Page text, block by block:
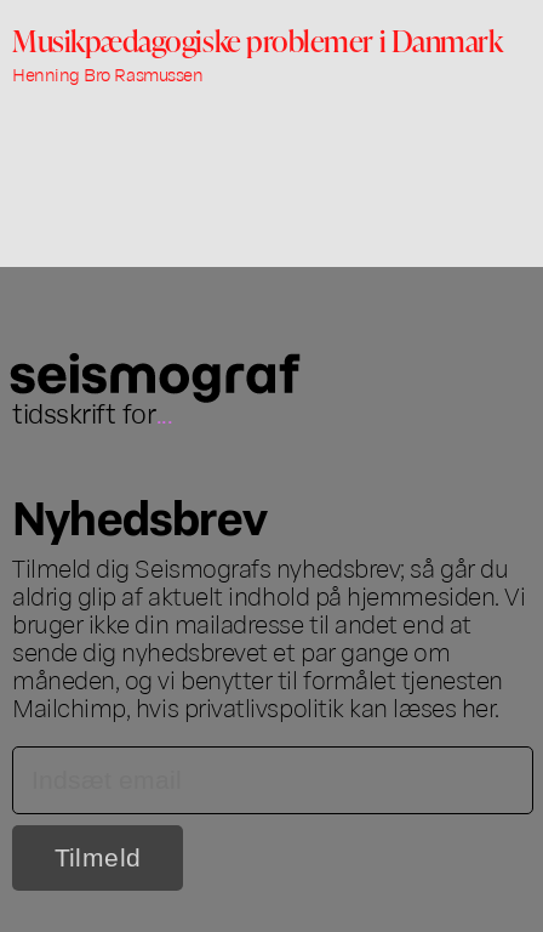
Musikpædagogiske problemer i Danmark
Henning Bro Rasmussen
tidsskrift for...
Nyhedsbrev
Tilmeld dig Seismografs nyhedsbrev; så går du
aldrig glip af aktuelt indhold på hjemmesiden. Vi
bruger ikke din mailadresse til andet end at
sende dig nyhedsbrevet et par gange om
måneden, og vi benytter til formålet tjenesten
Mailchimp, hvis privatlivspolitik kan læses her.